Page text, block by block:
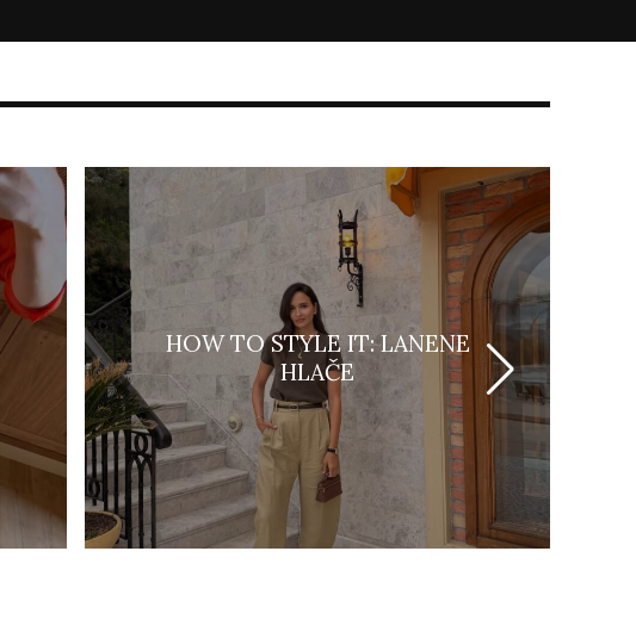
HOW TO STYLE IT: LANENE
HLAČE